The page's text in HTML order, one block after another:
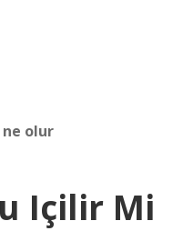
olur
Içilir Mi